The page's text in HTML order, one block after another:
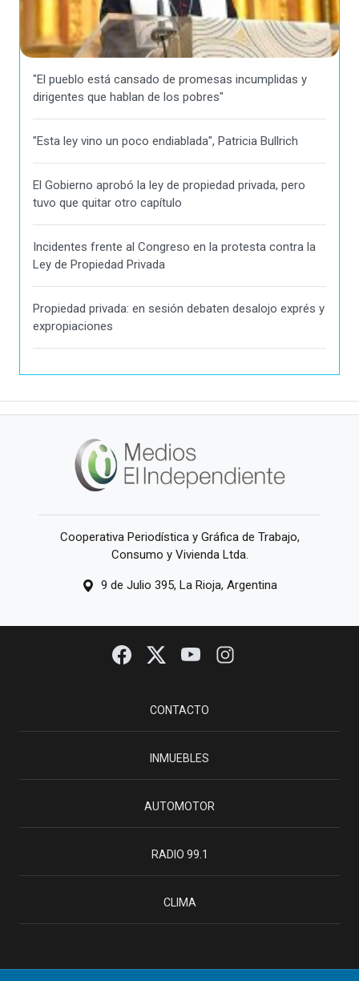
"El pueblo está cansado de promesas incumplidas y
dirigentes que hablan de los pobres"
"Esta ley vino un poco endiablada", Patricia Bullrich
El Gobierno aprobó la ley de propiedad privada, pero
tuvo que quitar otro capítulo
Incidentes frente al Congreso en la protesta contra la
Ley de Propiedad Privada
Propiedad privada: en sesión debaten desalojo exprés y
expropiaciones
Cooperativa Periodística y Gráfica de Trabajo,
Consumo y Vivienda Ltda.
9 de Julio 395, La Rioja, Argentina
CONTACTO
INMUEBLES
AUTOMOTOR
RADIO 99.1
CLIMA